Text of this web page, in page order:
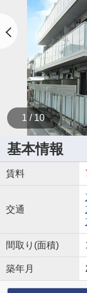
1 / 10
基本情報
賃料
交通
間取り(面積)
築年月